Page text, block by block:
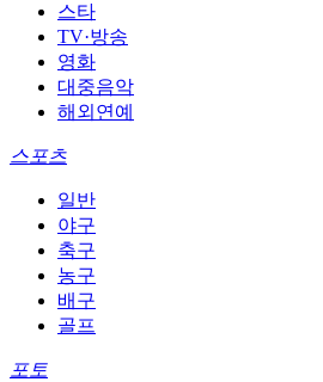
스타
TV·방송
영화
대중음악
해외연예
스포츠
일반
야구
축구
농구
배구
골프
포토